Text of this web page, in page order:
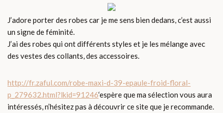
J’adore porter des robes car je me sens bien dedans, c’est aussi
un signe de féminité.
J’ai des robes qui ont différents styles et je les mélange avec
des vestes des collants, des accessoires.
http://fr.zaful.com/robe-maxi-d-39-epaule-froid-floral-
p_279632.html?lkid=91246‘espère que ma sélection vous aura
intéressés, n’hésitez pas à découvrir ce site que je recommande.